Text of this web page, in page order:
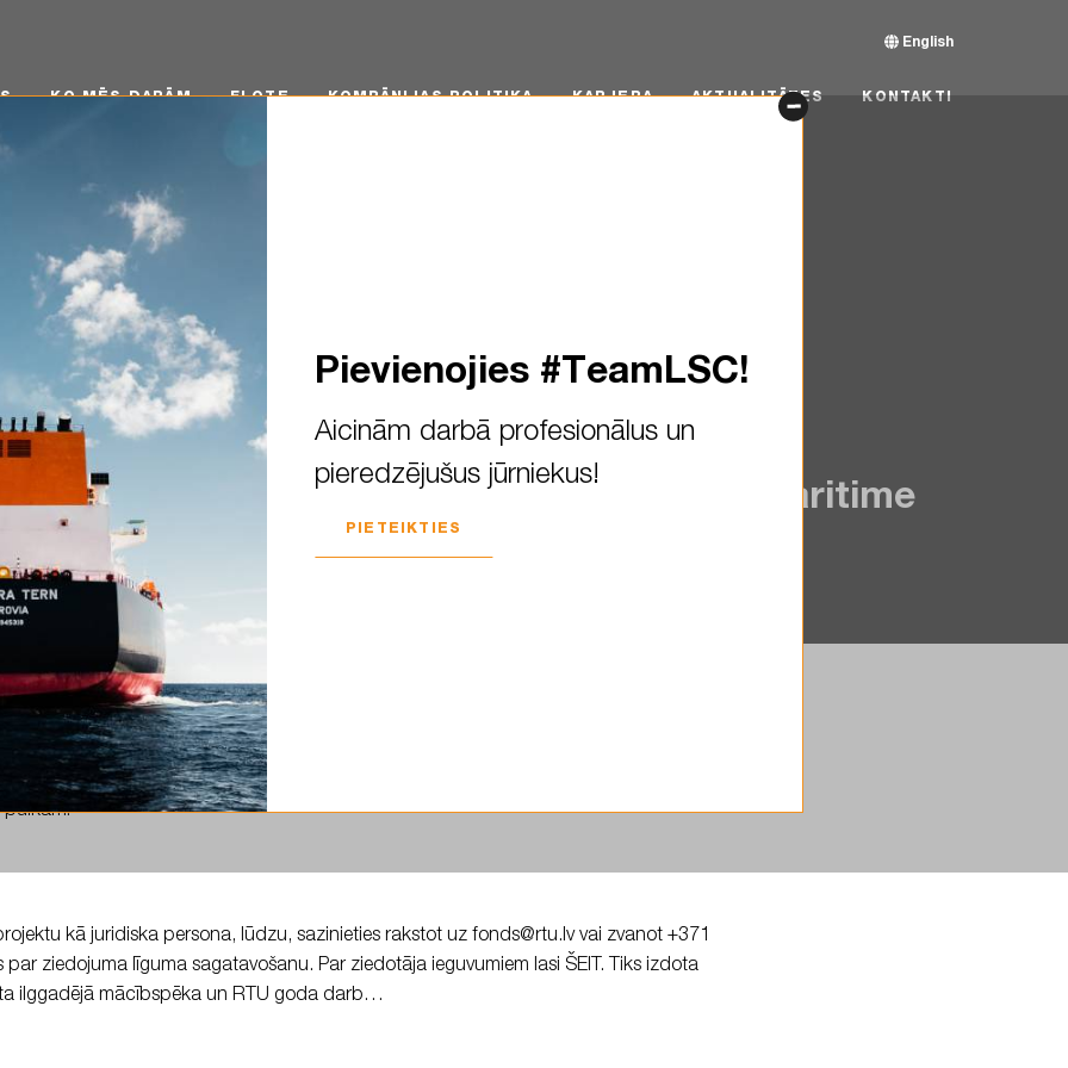
English
KO MĒS DARĀM FLOTE KOMPĀNIJAS POLITIKA KARJERA AKTUALITĀTES KONTAKTI
Latvijas Jūras akadēmija – RTU Latvian Maritime
pievienoties…
Latvijas Jūras akadēmija – RTU Latvian Maritime Academy aicinājumam un
pulkam!
kā juridiska persona, lūdzu, sazinieties rakstot uz fonds@rtu.lv vai zvanot +371
ziedojuma līguma sagatavošanu. Par ziedotāja ieguvumiem lasi ŠEIT. Tiks izdota
ilggadējā mācībspēka un RTU goda darb…
Pievienojies #TeamLSC!
Aicinām darbā profesionālus un
pieredzējušus jūrniekus!
PIETEIKTIES